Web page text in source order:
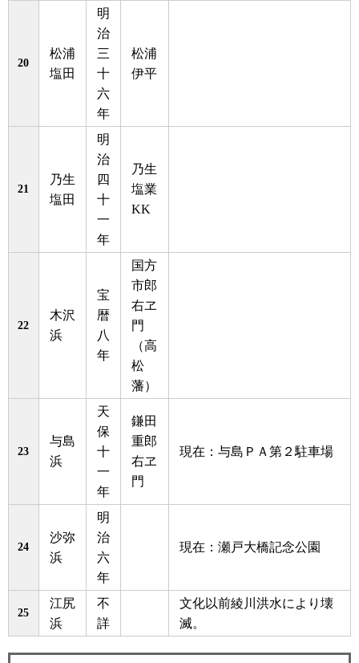
20
松浦
塩田
明
治
三
十
六
年
松浦
伊平
21
乃生
塩田
明
治
四
十
一
年
乃生
塩業
KK
22
木沢
浜
宝
暦
八
年
国方
市郎
右ヱ
門
（高
松
藩）
23
与島
浜
天
保
十
一
年
鎌田
重郎
右ヱ
門
現在：与島ＰＡ第２駐車場
24
沙弥
浜
明
治
六
年
現在：瀬戸大橋記念公園
25
江尻
浜
不
詳
文化以前綾川洪水により壊
滅。